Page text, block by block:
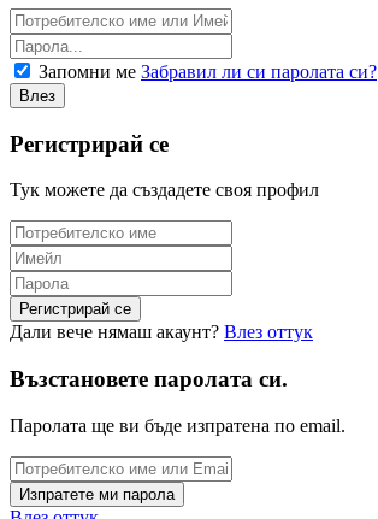
Запомни ме Забравил ли си паролата си?
Регистрирай се
Тук можете да създадете своя профил
Дали вече нямаш акаунт? Влез оттук
Възстановете паролата си.
Паролата ще ви бъде изпратена по email.